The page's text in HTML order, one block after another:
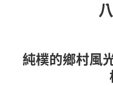
純樸的鄉村風